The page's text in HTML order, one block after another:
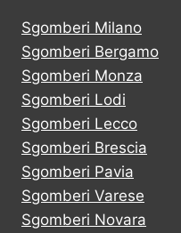
Sgomberi Milano
Sgomberi Bergamo
Sgomberi Monza
Sgomberi Lodi
Sgomberi Lecco
Sgomberi Brescia
Sgomberi Pavia
Sgomberi Varese
Sgomberi Novara